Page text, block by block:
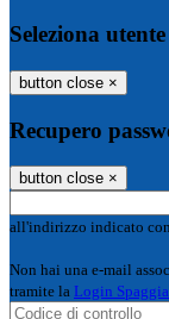
Seleziona utente
button close ×
Recupero
button close ×
all'indirizzo indicato
Non hai una e-mail
tramite la Login